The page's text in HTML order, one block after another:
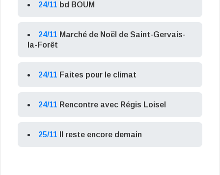
24/11 bd BOUM
24/11 Marché de Noël de Saint-Gervais-
la-Forêt
24/11 Faites pour le climat
24/11 Rencontre avec Régis Loisel
25/11 Il reste encore demain